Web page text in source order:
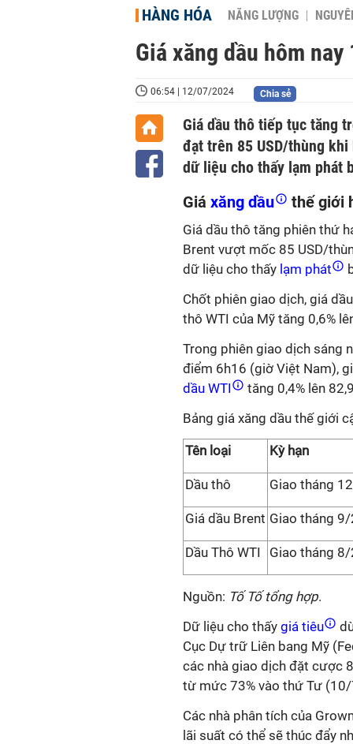
HÀNG HÓA NĂNG LƯỢNG
Giá xăng dầu hôm
06:54 | 12/07/2024 Chia sẻ
Giá dầu thô tiếp tục tăng
đạt trên 85 USD/thùng
dữ liệu cho thấy lạm phát
Giá xăng dầu thế giới
Giá dầu thô tăng phiên thứ
Brent vượt mốc 85 USD/
dữ liệu cho thấy lạm phát
Chốt phiên giao dịch, giá
thô WTI của Mỹ tăng 0,6%
Trong phiên giao dịch sáng
điểm 6h16 (giờ Việt Nam),
dầu WTI
tăng 0,4% lên
Bảng giá xăng dầu thế giới
Tên loại Kỳ hạn
Dầu thô Giao tháng
Giá dầu Brent Giao tháng
Dầu Thô WTI Giao tháng
Nguồn: Tố Tố tổng hợp.
Dữ liệu cho thấy giá tiêu
Cục Dự trữ Liên bang Mỹ
các nhà giao dịch đặt cược
từ mức 73% vào thứ Tư
Các nhà phân tích của
lãi suất có thể sẽ thúc đẩy